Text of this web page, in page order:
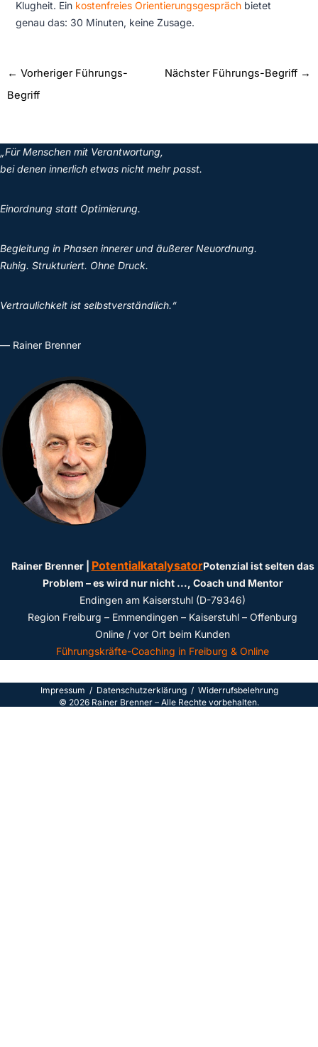
Klugheit. Ein kostenfreies Orientierungsgesprächbietet
genau das: 30 Minuten, keine Zusage.
← Vorheriger Führungs-
Begriff
Nächster Führungs-Begriff →
„Für Menschen mit Verantwortung,
bei denen innerlich etwas nicht mehr passt.
Einordnung statt Optimierung.
Begleitung in Phasen innerer und äußerer Neuordnung.
Ruhig. Strukturiert. Ohne Druck.
Vertraulichkeit ist selbstverständlich.“
— Rainer Brenner
Rainer Brenner | PotentialkatalysatorPotenzial ist selten das
Problem – es wird nur nicht ..., Coach und Mentor
Endingen am Kaiserstuhl (D-79346)
Region Freiburg – Emmendingen – Kaiserstuhl – Offenburg
Online / vor Ort beim Kunden
Führungskräfte-Coaching in Freiburg & Online
Impressum / Datenschutzerklärung / Widerrufsbelehrung
© 2026 Rainer Brenner – Alle Rechte vorbehalten.